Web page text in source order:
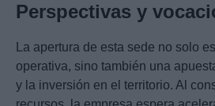
Perspectivas y
La apertura de esta sede no solo
operativa, sino también una
y la inversión en el territorio. Al